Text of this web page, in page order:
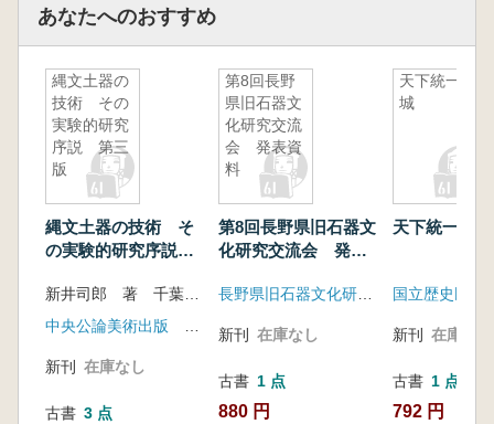
あなたへのおすすめ
縄文土器の
技術 その
実験的研究
序説 第三
版
縄文土器の技術 そ
の実験的研究序説
新刊 在庫なし
古書 3 点
第8回長野
県旧石器文
化研究交流
会 発表資
料
第8回長野県旧石器文
化研究交流会 発表
新刊 在庫なし
古書 1 点
880 円
天下統一と
城
天下統一と城
国立歴史民俗
新刊 在庫なし
古書 1 点
792 円